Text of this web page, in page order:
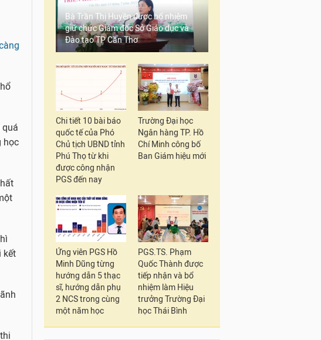
quá
học
kết
Bà Trần Thị Huyền được bổ nhiệm
giữ chức Giám đốc Sở Giáo dục và
Đào tạo TP Cần Thơ
Chi tiết 10 bài báo
quốc tế của Phó
Chủ tịch UBND tỉnh
Phú Thọ từ khi
được công nhận
PGS đến nay
Trường Đại học
Ngân hàng TP. Hồ
Chí Minh công bố
Ban Giám hiệu mới
Ứng viên PGS Hồ
Minh Dũng từng
hướng dẫn 5 thạc
sĩ, hướng dẫn phụ
2 NCS trong cùng
một năm học
PGS.TS. Phạm
Quốc Thành được
tiếp nhận và bổ
nhiệm làm Hiệu
trưởng Trường Đại
học Thái Bình